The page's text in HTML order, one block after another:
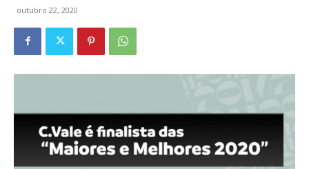
outubro 22, 2020